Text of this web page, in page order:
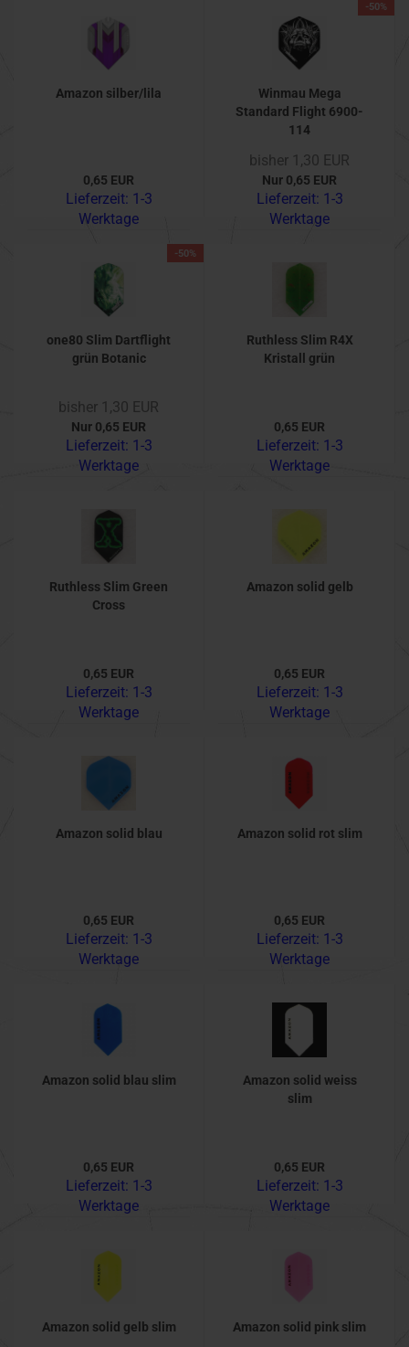
Amazon silber/lila
0,65 EUR
Lieferzeit: 1-3
Werktage
-50%
Winmau Mega
Standard Flight 6900-
114
bisher 1,30 EUR
Nur 0,65 EUR
Lieferzeit: 1-3
Werktage
-50%
one80 Slim Dartflight
grün Botanic
bisher 1,30 EUR
Nur 0,65 EUR
Lieferzeit: 1-3
Werktage
Ruthless Slim R4X
Kristall grün
0,65 EUR
Lieferzeit: 1-3
Werktage
Ruthless Slim Green
Cross
0,65 EUR
Lieferzeit: 1-3
Werktage
Amazon solid gelb
0,65 EUR
Lieferzeit: 1-3
Werktage
Amazon solid blau
0,65 EUR
Lieferzeit: 1-3
Werktage
Amazon solid rot slim
0,65 EUR
Lieferzeit: 1-3
Werktage
Amazon solid blau slim
0,65 EUR
Lieferzeit: 1-3
Werktage
Amazon solid weiss
slim
0,65 EUR
Lieferzeit: 1-3
Werktage
Amazon solid gelb slim Amazon solid pink slim